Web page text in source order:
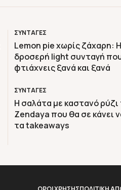
ΣΥΝΤΑΓΕΣ
Lemon pie χωρίς ζάχαρη:
δροσερή light συνταγή
φτιάχνεις ξανά και ξανά
ΣΥΝΤΑΓΕΣ
Η σαλάτα με καστανό ρύζι
Zendaya που θα σε κάνει
τα takeaways